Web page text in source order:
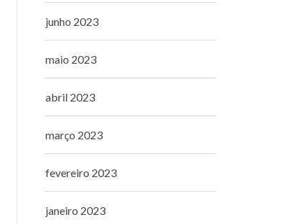
junho 2023
maio 2023
abril 2023
março 2023
fevereiro 2023
janeiro 2023